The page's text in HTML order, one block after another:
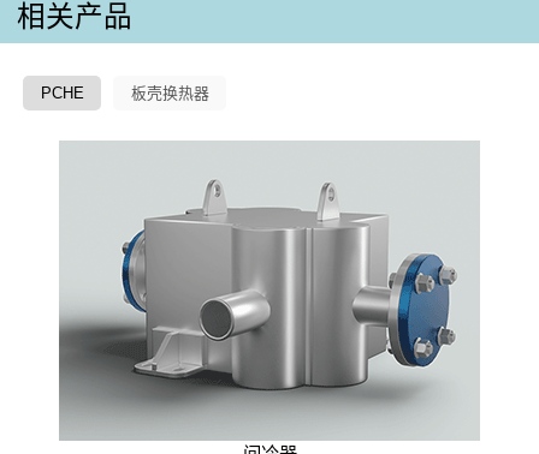
相关产品
PCHE 板壳换热器